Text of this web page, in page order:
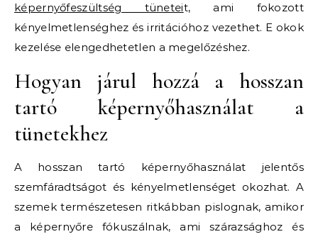
képernyőfeszültség tüneteit, ami fokozott
kényelmetlenséghez és irritációhoz vezethet. E okok
kezelése elengedhetetlen a megelőzéshez.
Hogyan járul hozzá a hosszan
tartó képernyőhasználat a
tünetekhez
A hosszan tartó képernyőhasználat jelentős
szemfáradtságot és kényelmetlenséget okozhat. A
szemek természetesen ritkábban pislognak, amikor
a képernyőre fókuszálnak, ami szárazsághoz és